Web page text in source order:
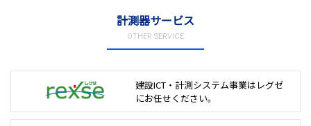
計測器サービス
OTHER SERVICE
建設ICT・計測システム事業は レグゼ
にお任せください。